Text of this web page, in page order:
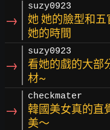
→
suzy0923
她 她的臉型和
她的時間
→
suzy0923
看她的戲的大部
材~
→
checkmater
韓國美女真的直
美～